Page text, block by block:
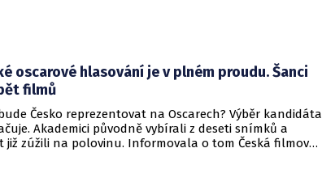
oscarové hlasování je v plném proudu. Šanci
filmů
Česko reprezentovat na Oscarech? Výběr kandidáta
Akademici původně vybírali z deseti snímků a
již zúžili na polovinu. Informovala o tom Česká filmová